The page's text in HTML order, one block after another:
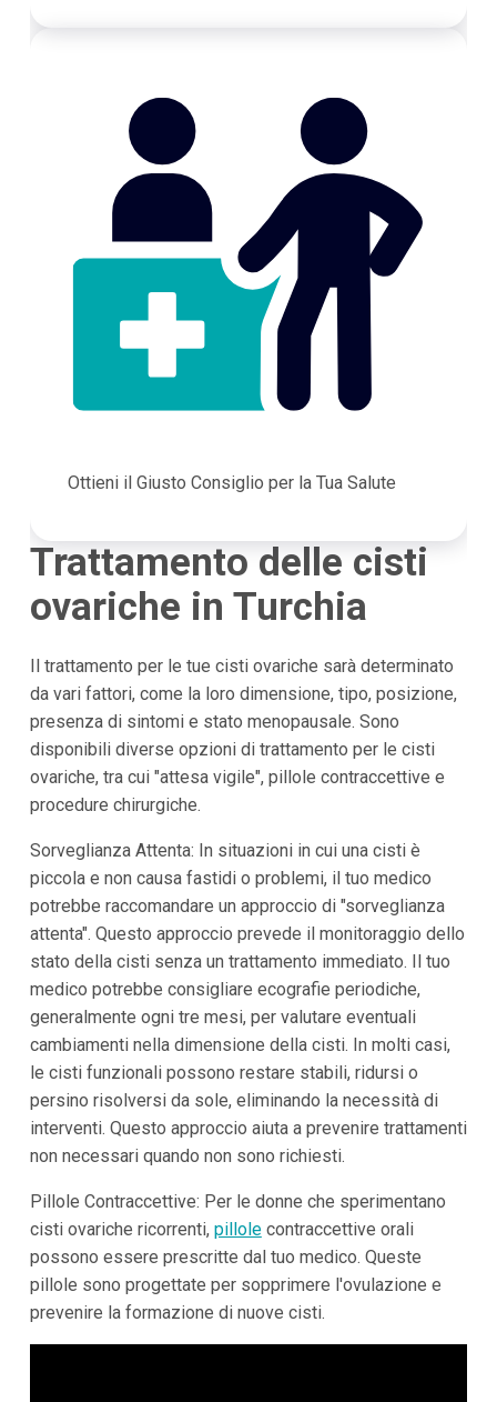
Ottieni il Giusto Consiglio per la Tua Salute
Trattamento delle cisti
ovariche in Turchia
Il trattamento per le tue cisti ovariche sarà determinato
da vari fattori, come la loro dimensione, tipo, posizione,
presenza di sintomi e stato menopausale. Sono
disponibili diverse opzioni di trattamento per le cisti
ovariche, tra cui "attesa vigile", pillole contraccettive e
procedure chirurgiche.
Sorveglianza Attenta: In situazioni in cui una cisti è
piccola e non causa fastidi o problemi, il tuo medico
potrebbe raccomandare un approccio di "sorveglianza
attenta". Questo approccio prevede il monitoraggio dello
stato della cisti senza un trattamento immediato. Il tuo
medico potrebbe consigliare ecografie periodiche,
generalmente ogni tre mesi, per valutare eventuali
cambiamenti nella dimensione della cisti. In molti casi,
le cisti funzionali possono restare stabili, ridursi o
persino risolversi da sole, eliminando la necessità di
interventi. Questo approccio aiuta a prevenire trattamenti
non necessari quando non sono richiesti.
Pillole Contraccettive: Per le donne che sperimentano
cisti ovariche ricorrenti, pillolecontraccettive orali
possono essere prescritte dal tuo medico. Queste
pillole sono progettate per sopprimere l'ovulazione e
prevenire la formazione di nuove cisti.